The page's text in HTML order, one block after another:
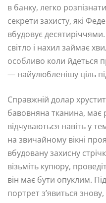
в банку, легко
секрети захисту, які
вбудовує
світло і нахил займає
особливо коли йдеться
— найулюбленішу ціль
Справжній долар
бавовняна тканина, має
відчуваються навіть у
на звичайному вікні
вбудовану захисну
візьміть купюру,
він має бути опуклим.
портрет з’явиться